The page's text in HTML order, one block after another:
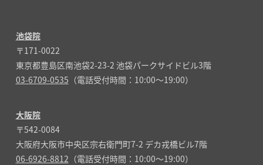
池袋院
〒171-0022
東京都豊島区南池袋2-23-2 池袋パークサイドビル3階
03-6709-0535 （電話受付時間：10:00～19:00）
大阪院
〒542-0084
大阪府大阪市中央区宗右衛門町7-2 デカ戎橋ビル7階
06-6926-8812 （電話受付時間：10:00～19:00）